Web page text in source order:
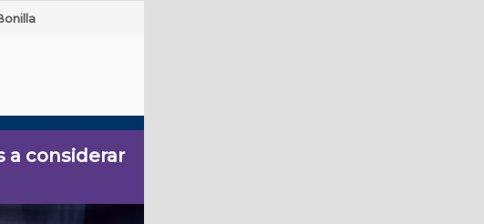
a considerar